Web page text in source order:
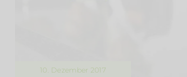
10. Dezember 2017